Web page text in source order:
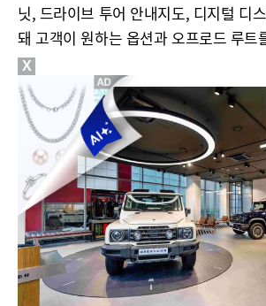
닛, 드라이브 투어 안내지도, 디지털 디
돼 고객이 원하는 옵션과 오프로드 루트
X